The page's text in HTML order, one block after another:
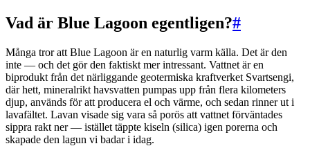
Vad är Blue Lagoon egentligen?#
Många tror att Blue Lagoon är en naturlig varm källa. Det är den
inte — och det gör den faktiskt mer intressant. Vattnet är en
biprodukt från det närliggande geotermiska kraftverket Svartsengi,
där hett, mineralrikt havsvatten pumpas upp från flera kilometers
djup, används för att producera el och värme, och sedan rinner ut i
lavafältet. Lavan visade sig vara så porös att vattnet förväntades
sippra rakt ner — istället täppte kiseln (silica) igen porerna och
skapade den lagun vi badar i idag.